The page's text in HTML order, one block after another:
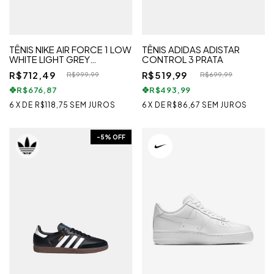
TÊNIS NIKE AIR FORCE 1 LOW
WHITE LIGHT GREY
MASCULINO
R$712,49 R$999,99
R$676,87
6 X DE R$118,75 SEM JUROS
TÊNIS ADIDAS ADISTAR
CONTROL 3 PRATA
R$519,99
R$699,99
R$493,99
6 X DE R$86,67 SEM JUROS
-5% OFF